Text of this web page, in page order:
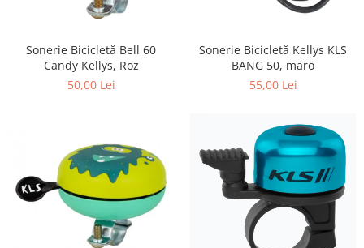
Schimbatoare viteze
Scule bicicleta
Sonerie Bicicletă Bell 60
Candy Kellys, Roz
50,00 Lei
Sonerie Bicicletă Kellys KLS
BANG 50, maro
55,00 Lei